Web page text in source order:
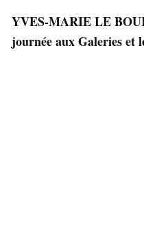
YVES-MARIE LE
journée aux Galeries et